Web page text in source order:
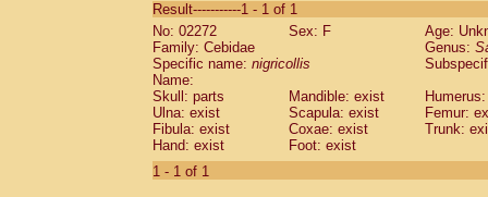
CebidaeSaguinus labiatus(0)
Cebidae Saguinus leucopus (0)
Cebidae
CebidaeSaguinus mystax
Cebidae Saguinus nigricollis (1)
Cebidae Saguinus oedipus
Cebidae Saguinus weddelli
Cebidae Saguinusspp.
Cebidae
Result-----------1 - 1 of 1
No: 02272
Sex: F
Age:
Family: Cebidae
Genus:
Specific name: nigricollis
Name:
Skull: parts
Mandible: exist
Ulna: exist
Scapula: exist
Femur:
Fibula: exist
Coxae: exist
Trunk:
Hand: exist
Foot: exist
1 - 1 of 1